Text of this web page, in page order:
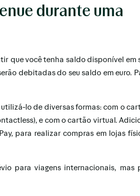
durante uma
que você tenha saldo disponível em
debitadas do seu saldo em euro.
lo de diversas formas: com o
e com o cartão virtual.
para realizar compras em lojas
para viagens internacionais, mas